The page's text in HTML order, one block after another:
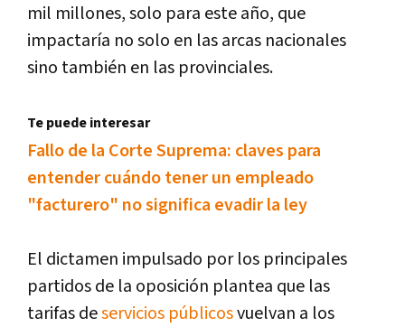
mil millones, solo para este año, que
impactarí­a no solo en las arcas nacionales
sino también en las provinciales.
Te puede interesar
Fallo de la Corte Suprema: claves para
entender cuándo tener un empleado
"facturero" no significa evadir la ley
El dictamen impulsado por los principales
partidos de la oposición plantea que las
tarifas deservicios públicosvuelvan a los